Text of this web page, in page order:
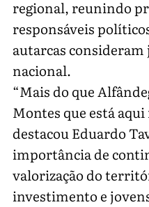
regional, reunindo
responsáveis
autarcas
nacional.
“Mais do que
Montes que está
destacou Eduardo
importância de
valorização do
investimento e